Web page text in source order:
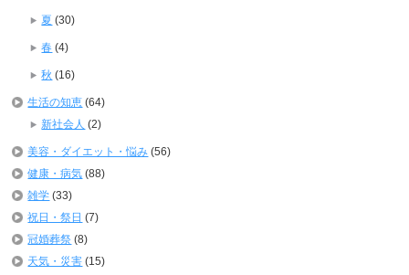
夏 (30)
春 (4)
秋 (16)
生活の知恵 (64)
新社会人 (2)
美容・ダイエット・悩み (56)
健康・病気 (88)
雑学 (33)
祝日・祭日 (7)
冠婚葬祭 (8)
天気・災害 (15)